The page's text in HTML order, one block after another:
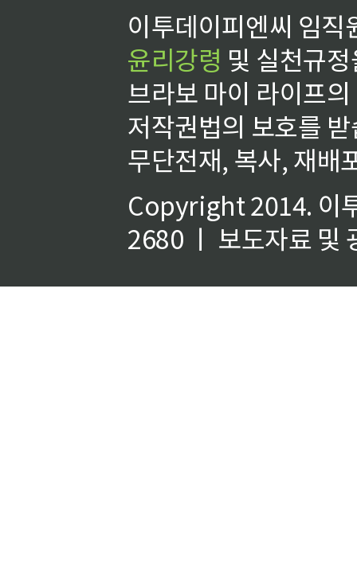
이투데이피엔씨 임
윤리강령 및 실천규
브라보 마이 라이프
저작권법의 보호를
무단전재, 복사, 재배
Copyright 2014. 이
2680 ㅣ 보도자료